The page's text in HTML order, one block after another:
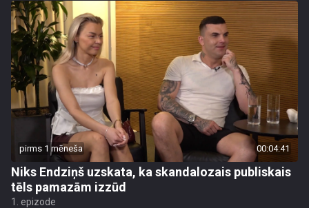
pirms 1 mēneša 00:04:41
Niks Endziņš uzskata, ka skandalozais publiskais
tēls pamazām izzūd
1. epizode